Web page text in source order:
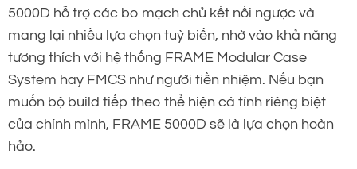
5000D hỗ trợ các bo mạch chủ kết nối ngược và
mang lại nhiều lựa chọn tuỳ biến, nhờ vào khả năng
tương thích với hệ thống FRAME Modular Case
System hay FMCS như người tiền nhiệm. Nếu bạn
muốn bộ build tiếp theo thể hiện cá tính riêng biệt
của chính mình, FRAME 5000D sẽ là lựa chọn hoàn
hảo.